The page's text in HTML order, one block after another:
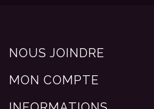
NOUS JOINDRE
MON COMPTE